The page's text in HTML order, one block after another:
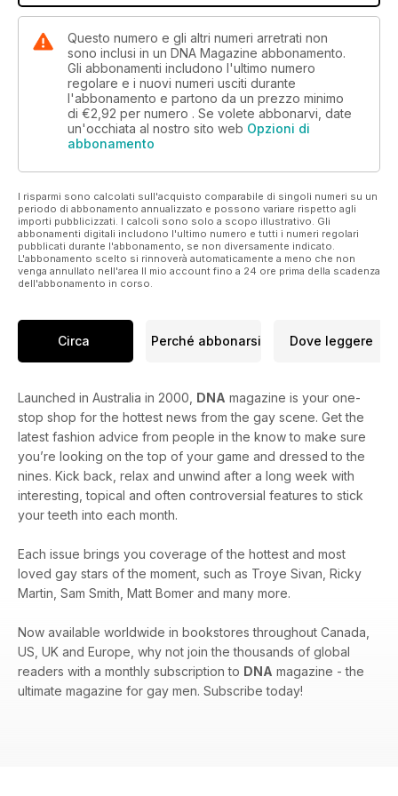
Questo numero e gli altri numeri arretrati non
sono inclusi in un DNA Magazine abbonamento.
Gli abbonamenti includono l'ultimo numero
regolare e i nuovi numeri usciti durante
l'abbonamento e partono da un prezzo minimo
di €2,92 per numero . Se volete abbonarvi, date
un'occhiata al nostro sito web Opzioni di
abbonamento
I risparmi sono calcolati sull'acquisto comparabile di singoli numeri su un
periodo di abbonamento annualizzato e possono variare rispetto agli
importi pubblicizzati. I calcoli sono solo a scopo illustrativo. Gli
abbonamenti digitali includono l'ultimo numero e tutti i numeri regolari
pubblicati durante l'abbonamento, se non diversamente indicato.
L'abbonamento scelto si rinnoverà automaticamente a meno che non
venga annullato nell'area Il mio account fino a 24 ore prima della scadenza
dell'abbonamento in corso.
Circa Perché abbonarsi Dove leggere
Launched in Australia in 2000, DNA magazine is your one-
stop shop for the hottest news from the gay scene. Get the
latest fashion advice from people in the know to make sure
you’re looking on the top of your game and dressed to the
nines. Kick back, relax and unwind after a long week with
interesting, topical and often controversial features to stick
your teeth into each month.
Each issue brings you coverage of the hottest and most
loved gay stars of the moment, such as Troye Sivan, Ricky
Martin, Sam Smith, Matt Bomer and many more.
Now available worldwide in bookstores throughout Canada,
US, UK and Europe, why not join the thousands of global
readers with a monthly subscription to DNA magazine - the
ultimate magazine for gay men. Subscribe today!